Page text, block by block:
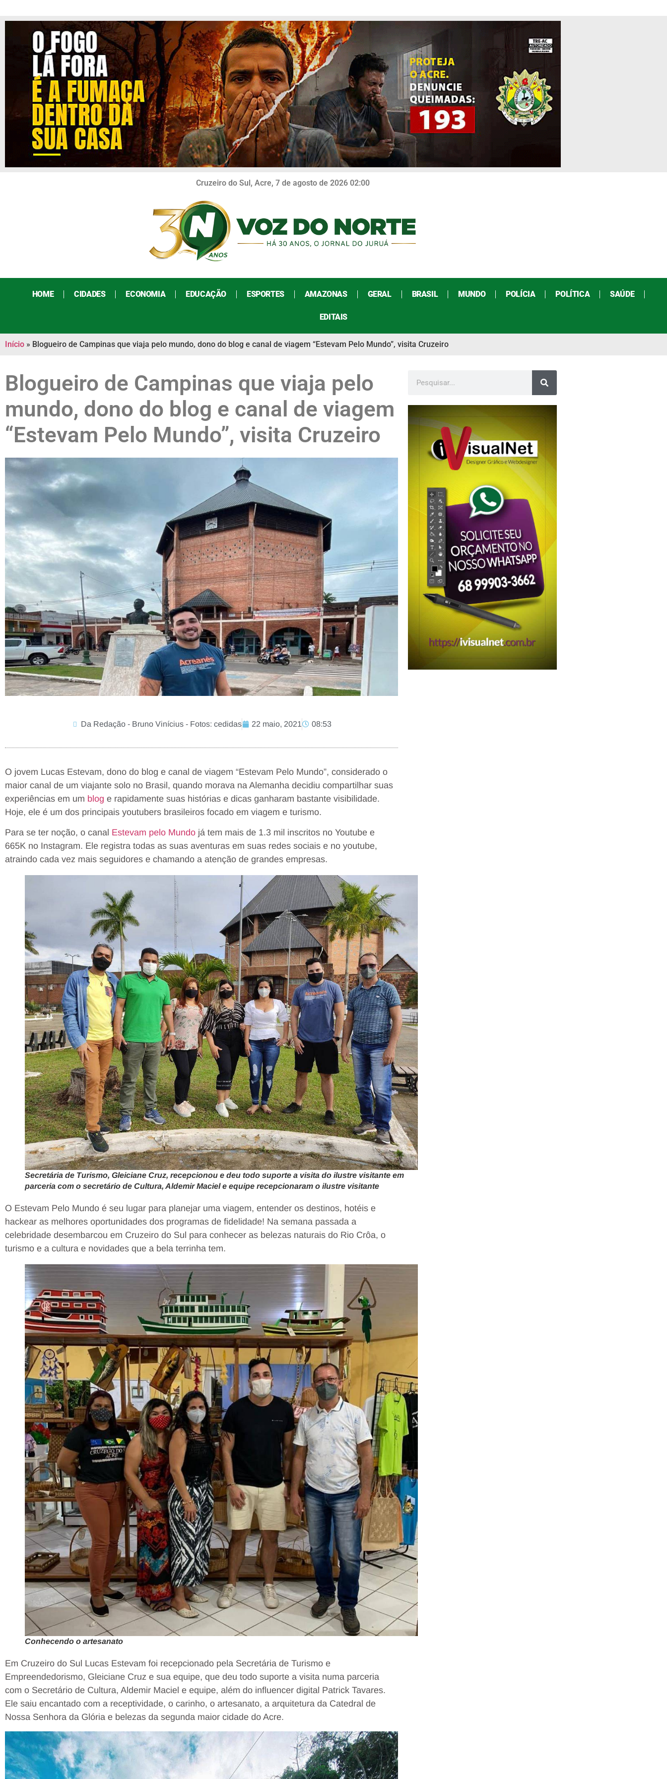
Cruzeiro do Sul, Acre, 7 de agosto de 2026 02:00
HOME CIDADES ECONOMIA EDUCAÇÃO ESPORTES AMAZONAS GERAL BRASIL MUNDO POLÍCIA POLÍTICA SAÚDE
EDITAIS
Início » Blogueiro de Campinas que viaja pelo mundo, dono do blog e canal de viagem “Estevam Pelo Mundo”, visita Cruzeiro
Blogueiro de Campinas que viaja pelo
mundo, dono do blog e canal de viagem
“Estevam Pelo Mundo”, visita Cruzeiro
Da Redação - Bruno Vinícius - Fotos: cedidas 22 maio, 2021 08:53
O jovem Lucas Estevam, dono do blog e canal de viagem “Estevam Pelo Mundo”, considerado o
maior canal de um viajante solo no Brasil, quando morava na Alemanha decidiu compartilhar suas
experiências em um blog e rapidamente suas histórias e dicas ganharam bastante visibilidade.
Hoje, ele é um dos principais youtubers brasileiros focado em viagem e turismo.
Para se ter noção, o canal Estevam pelo Mundo já tem mais de 1.3 mil inscritos no Youtube e
665K no Instagram. Ele registra todas as suas aventuras em suas redes sociais e no youtube,
atraindo cada vez mais seguidores e chamando a atenção de grandes empresas.
Secretária de Turismo, Gleiciane Cruz, recepcionou e deu todo suporte a visita do ilustre visitante em
parceria com o secretário de Cultura, Aldemir Maciel e equipe recepcionaram o ilustre visitante
O Estevam Pelo Mundo é seu lugar para planejar uma viagem, entender os destinos, hotéis e
hackear as melhores oportunidades dos programas de fidelidade! Na semana passada a
celebridade desembarcou em Cruzeiro do Sul para conhecer as belezas naturais do Rio Crôa, o
turismo e a cultura e novidades que a bela terrinha tem.
Conhecendo o artesanato
Em Cruzeiro do Sul Lucas Estevam foi recepcionado pela Secretária de Turismo e
Empreendedorismo, Gleiciane Cruz e sua equipe, que deu todo suporte a visita numa parceria
com o Secretário de Cultura, Aldemir Maciel e equipe, além do influencer digital Patrick Tavares.
Ele saiu encantado com a receptividade, o carinho, o artesanato, a arquitetura da Catedral de
Nossa Senhora da Glória e belezas da segunda maior cidade do Acre.